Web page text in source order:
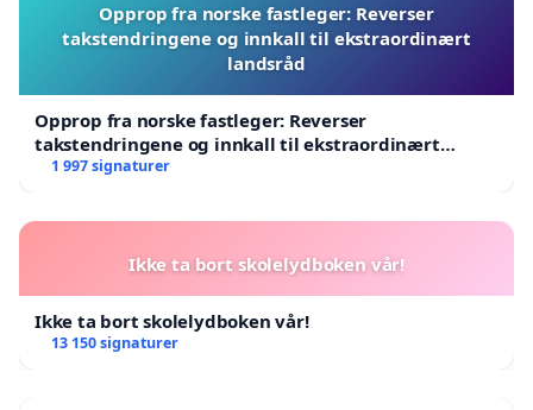
Opprop fra norske fastleger: Reverser
takstendringene og innkall til ekstraordinært
landsråd
Opprop fra norske fastleger: Reverser
takstendringene og innkall til ekstraordinært
landsråd
1 997 signaturer
Ikke ta bort skolelydboken vår!
Ikke ta bort skolelydboken vår!
13 150 signaturer